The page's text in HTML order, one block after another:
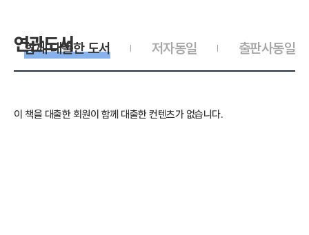
연관도서 출판사동일
저자동일
함께 대출한 도서
이 책을 대출한 회원이 함께 대출한 컨텐츠가 없습니다.